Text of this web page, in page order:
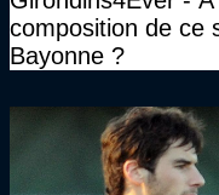
composition de ce
Bayonne ?